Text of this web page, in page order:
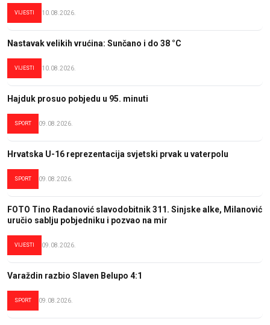
VIJESTI 10.08.2026.
Nastavak velikih vrućina: Sunčano i do 38 °C
VIJESTI 10.08.2026.
Hajduk prosuo pobjedu u 95. minuti
SPORT 09.08.2026.
Hrvatska U-16 reprezentacija svjetski prvak u vaterpolu
SPORT 09.08.2026.
FOTO Tino Radanović slavodobitnik 311. Sinjske alke, Milanović
uručio sablju pobjedniku i pozvao na mir
VIJESTI 09.08.2026.
Varaždin razbio Slaven Belupo 4:1
SPORT 09.08.2026.